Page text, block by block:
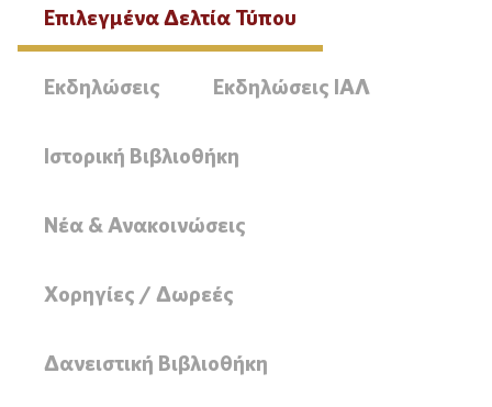
Επιλεγμένα Δελτία Τύπου
Εκδηλώσεις Εκδηλώσεις ΙΑΛ
Ιστορική Βιβλιοθήκη
Νέα & Ανακοινώσεις
Χορηγίες / Δωρεές
Δανειστική Βιβλιοθήκη